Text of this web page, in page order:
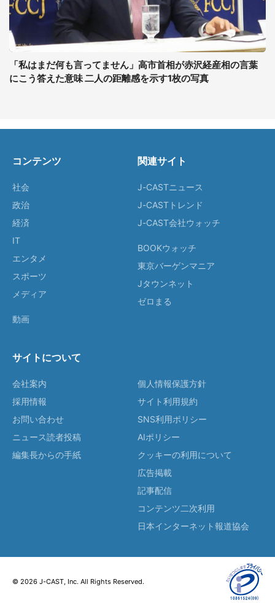
「私はまだ何も言ってません」高市首相が赤沢経産相の言葉
にこう答えた意味 二人の距離感を示す1枚の写真
コンテンツ
社会
政治
経済
IT
エンタメ
スポーツ
メディア
動画
関連サイト
J-CASTニュース
J-CASTトレンド
J-CAST会社ウォッチ
BOOKウォッチ
東京バーゲンマニア
Jタウンネット
ゼロまる
サイトについて
会社案内
採用情報
お問い合わせ
ニュース読者投稿
編集長からの手紙
個人情報保護方針
サイト利用規約
SNS利用ポリシー
AIポリシー
クッキーの利用について
広告掲載
記事配信
コンテンツ二次利用
日本インターネット報道協会
© 2026 J-CAST, Inc. All Rights Reserved.